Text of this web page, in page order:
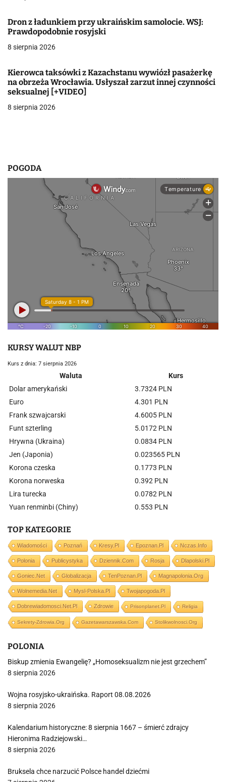
w
p
i
u
Dron z ładunkiem przy ukraińskim samolocie. WSJ:
Prawdopodobnie rosyjski
8 sierpnia 2026
Kierowca taksówki z Kazachstanu wywiózł pasażerkę
na obrzeża Wrocławia. Usłyszał zarzut innej czynności
seksualnej [+VIDEO]
8 sierpnia 2026
POGODA
KURSY WALUT NBP
Kurs z dnia: 7 sierpnia 2026
Waluta
Kurs
Dolar amerykański
3.7324 PLN
Euro
4.301 PLN
Frank szwajcarski
4.6005 PLN
Funt szterling
5.0172 PLN
Hrywna (Ukraina)
0.0834 PLN
Jen (Japonia)
0.023565 PLN
Korona czeska
0.1773 PLN
Korona norweska
0.392 PLN
Lira turecka
0.0782 PLN
Yuan renminbi (Chiny)
0.553 PLN
TOP KATEGORIE
Wiadomości Poznań Kresy.pl Epoznan.pl Nczas.info
Polonia Publicystyka Dziennik.com Rosja Dlapolski.pl
Goniec.net Globalizacja TenPoznan.pl Magnapolonia.org
Wolnemedia.net Mysl-Polska.pl Twojapogoda.pl
Dobrewiadomosci.net.pl Zdrowie Prisonplanet.pl Religia
Sekrety-Zdrowia.org Gazetawarszawska.com Stolikwolnosci.org
POLONIA
Biskup zmienia Ewangelię? „Homoseksualizm nie jest grzechem”
8 sierpnia 2026
Wojna rosyjsko-ukraińska. Raport 08.08.2026
8 sierpnia 2026
Kalendarium historyczne: 8 sierpnia 1667 – śmierć zdrajcy
Hieronima Radziejowski…
8 sierpnia 2026
Bruksela chce narzucić Polsce handel dziećmi